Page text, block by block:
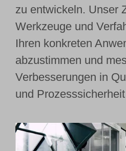
zu entwickeln. Unser
Werkzeuge und
Ihren konkreten
abzustimmen und
Verbesserungen in
und